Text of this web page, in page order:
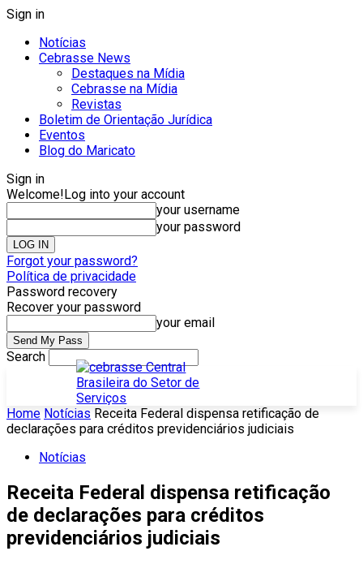
Sign in
Notícias
Cebrasse News
Destaques na Mídia
Cebrasse na Mídia
Revistas
Boletim de Orientação Jurídica
Eventos
Blog do Maricato
Sign in
Welcome!Log into your account
your username
your password
Forgot your password?
Política de privacidade
Password recovery
Recover your password
your email
Search
Home Notícias Receita Federal dispensa retificação de
declarações para créditos previdenciários judiciais
Notícias
Receita Federal dispensa retificação
de declarações para créditos
previdenciários judiciais